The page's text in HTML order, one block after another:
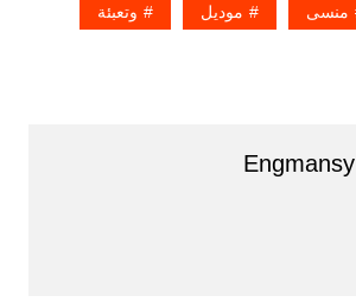
منسى موديل وتعبئة
Engmansy